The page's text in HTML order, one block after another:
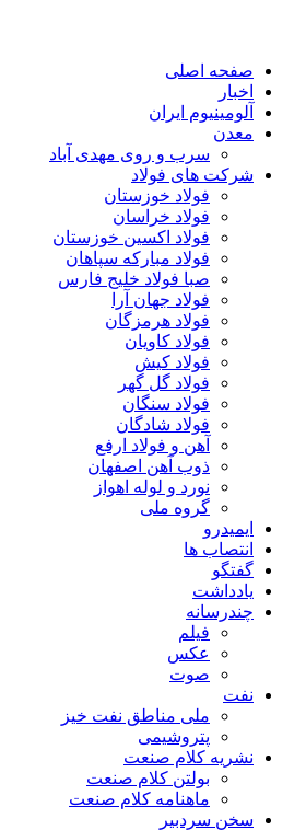
صفحه اصلی
اخبار
آلومینیوم ایران
معدن
سرب و روی مهدی آباد
شرکت های فولاد
فولاد خوزستان
فولاد خراسان
فولاد اکسین خوزستان
فولاد مبارکه سپاهان
صبا فولاد خلیج فارس
فولاد جهان آرا
فولاد هرمزگان
فولاد کاویان
فولاد کیش
فولاد گل گهر
فولاد سنگان
فولاد شادگان
آهن و فولاد ارفع
ذوب آهن اصفهان
نورد و لوله اهواز
گروه ملی
ایمیدرو
انتصاب ها
گفتگو
یادداشت
چندرسانه
فیلم
عکس
صوت
نفت
ملی مناطق نفت خیز
پتروشیمی
نشریه کلام صنعت
بولتن کلام صنعت
ماهنامه کلام صنعت
سخن سردبیر